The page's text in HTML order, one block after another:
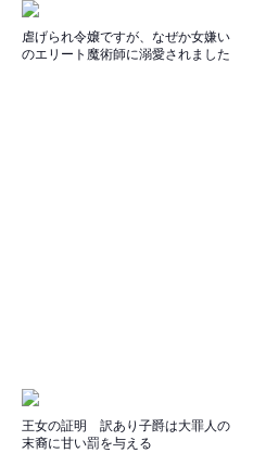
虐げられ令嬢ですが、なぜか女嫌い
のエリート魔術師に溺愛されました
王女の証明 訳あり子爵は大罪人の
末裔に甘い罰を与える